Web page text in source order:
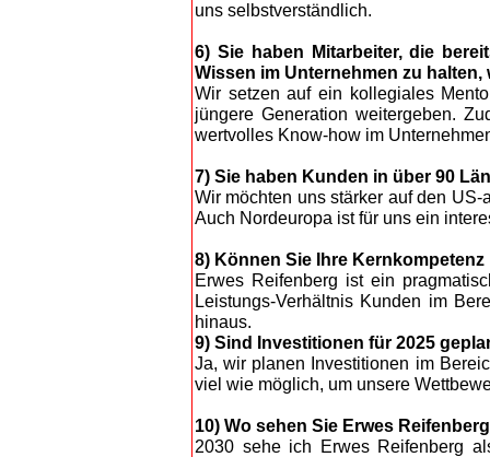
uns selbstverständlich.
6) Sie haben Mitarbeiter, die
Wissen im Unternehmen zu
Wir setzen auf ein kollegiales
jüngere Generation weitergeben.
wertvolles Know-how im
7) Sie haben Kunden in über 90
Wir möchten uns stärker auf den
Auch Nordeuropa ist für uns ein
8) Können Sie Ihre
Erwes Reifenberg ist ein
Leistungs-Verhältnis Kunden im
hinaus.
9) Sind Investitionen für 2025
Ja, wir planen Investitionen im
viel wie möglich, um unsere
10) Wo sehen Sie Erwes
2030 sehe ich Erwes Reifenberg